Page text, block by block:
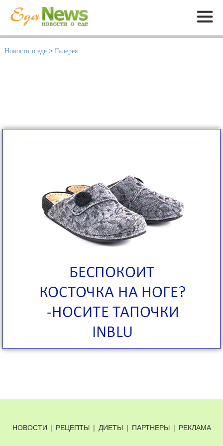
Меню
Новости о еде > Галерея
НОВОСТИ | РЕЦЕПТЫ | ДИЕТЫ | ПАРТНЕРЫ | РЕКЛАМА